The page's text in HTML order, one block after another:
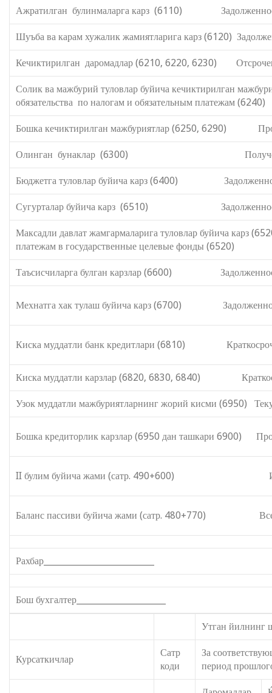
Ажратилган булинмаларга карз (6110)
Шуъба ва карам хужалик жамиятларига карз (6120)
Кечиктирилган даромадлар (6210, 6220, 6230)
Солик ва мажбурий туловлар буйича
обязательства по налогам и обязательным платежам (6240)
Бошка кечиктирилган мажбуриятлар (6250, 6290)
Олинган бунаклар (6300)
Бюджетга туловлар буйича карз (6400)
Сугурталар буйича карз (6510) Задолженность
Максадли давлат жамгармаларига
платежам в государственные целевые фонды (6520)
Таъсисчиларга булган карзлар (6600)
Мехнатга хак тулаш буйича карз (6700)
Киска муддатли банк кредитлари (6810)
Киска муддатли карзлар (6820, 6830, 6840)
Узок муддатли мажбуриятларнинг жорий кисми (6950)
Бошка кредиторлик карзлар (6950 дан ташкари 6900)
II булим буйича жами (сатр. 490+600) Итого
Баланс пассиви буйича жами (сатр. 480+770) Всего
Рахбар__________________________
Бош бухгалтер_____________________
Утган йилнинг
Курсаткичлар
Сатр
коди
За
период